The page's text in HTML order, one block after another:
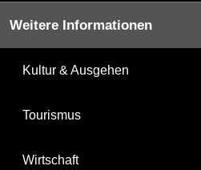
Weitere Informationen
Kultur & Ausgehen
Tourismus
Wirtschaft